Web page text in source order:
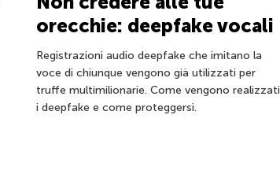
orecchie: deepfake vocali
Registrazioni audio deepfake che imitano la
voce di chiunque vengono già utilizzati per
truffe multimilionarie. Come vengono realizzati
i deepfake e come proteggersi.